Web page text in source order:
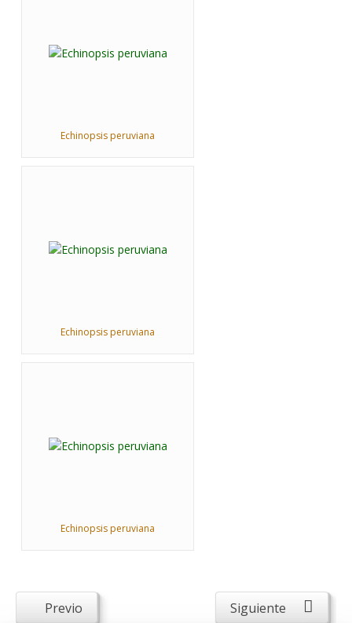
Echinopsis peruviana
Echinopsis peruviana
Echinopsis peruviana
Previo Siguiente